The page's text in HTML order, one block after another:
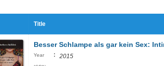
Title
Besser Schlampe als gar kein Sex:
Year : 2015